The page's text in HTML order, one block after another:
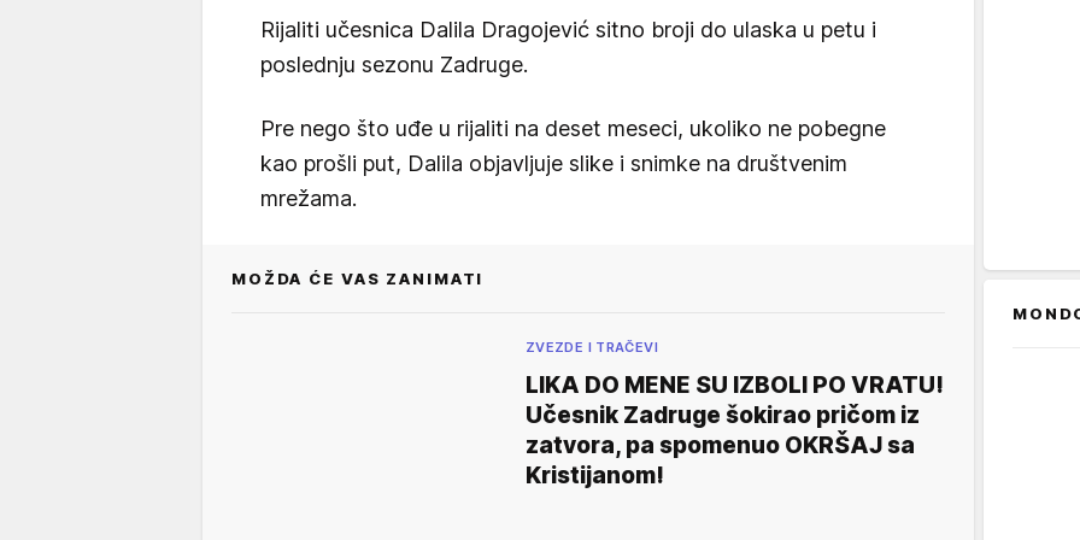
Rijaliti učesnica Dalila Dragojević sitno broji do ulaska u petu i
poslednju sezonu Zadruge.
Pre nego što uđe u rijaliti na deset meseci, ukoliko ne pobegne
kao prošli put, Dalila objavljuje slike i snimke na društvenim
mrežama.
MOŽDA ĆE VAS ZANIMATI
ZVEZDE I TRAČEVI
LIKA DO MENE SU IZBOLI PO VRATU!
Učesnik Zadruge šokirao pričom iz
zatvora, pa spomenuo OKRŠAJ sa
Kristijanom!